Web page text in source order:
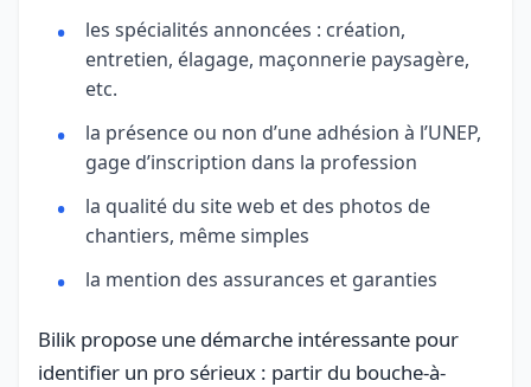
les spécialités annoncées : création,
entretien, élagage, maçonnerie paysagère,
etc.
la présence ou non d’une adhésion à l’UNEP,
gage d’inscription dans la profession
la qualité du site web et des photos de
chantiers, même simples
la mention des assurances et garanties
Bilik propose une démarche intéressante pour
identifier un pro sérieux : partir du bouche-à-